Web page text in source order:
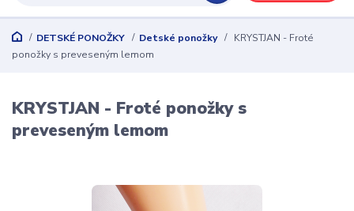
DETSKÉ PONOŽKY Detské ponožky
KRYSTJAN - Froté
ponožky s preveseným lemom
KRYSTJAN - Froté ponožky s
preveseným lemom